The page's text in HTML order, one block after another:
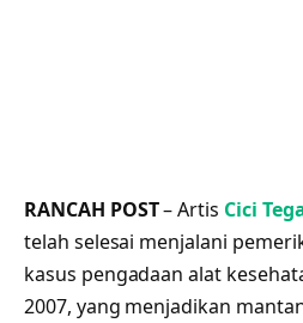
RANCAH POST– Artis Cici
telah selesai menjalani
kasus pengadaan alat
2007, yang menjadikan